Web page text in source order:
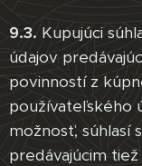
9.3. Kupujúci
údajov
povinností z
používateľského
možnosť, súhlasí
predávajúcim